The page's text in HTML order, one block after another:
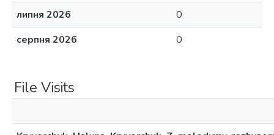
липня 2026
0
серпня 2026
0
File Visits